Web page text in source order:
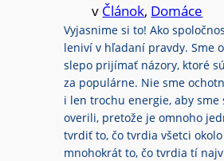
v Článok, Domáce
Vyjasnime si to! Ako
leniví v hľadaní pravdy. Sme
slepo prijímať názory, ktoré
za populárne. Nie sme
i len trochu energie, aby
overili, pretože je omnoho
tvrdiť to, čo tvrdia všetci
mnohokrát to, čo tvrdia tí